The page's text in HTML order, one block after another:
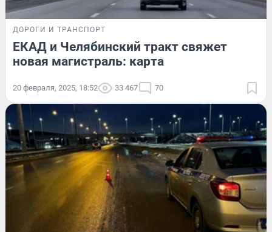
ДОРОГИ И ТРАНСПОРТ
ЕКАД и Челябинский тракт свяжет
новая магистраль: карта
20 февраля, 2025, 18:52 33 467 70